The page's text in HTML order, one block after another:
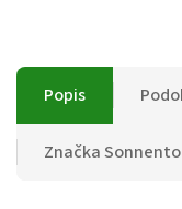
Popis
Značka